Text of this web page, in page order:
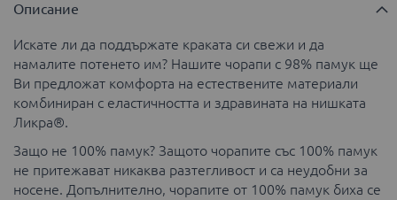
Описание
Искате ли да поддържате краката си свежи и да
намалите потенето им? Нашите чорапи с 98% памук ще
Ви предложат комфорта на естествените материали
комбиниран с еластичността и здравината на нишката
Ликра®.
Защо не 100% памук? Защото чорапите със 100% памук
не притежават никаква разтегливост и са неудобни за
носене. Допълнително, чорапите от 100% памук биха се